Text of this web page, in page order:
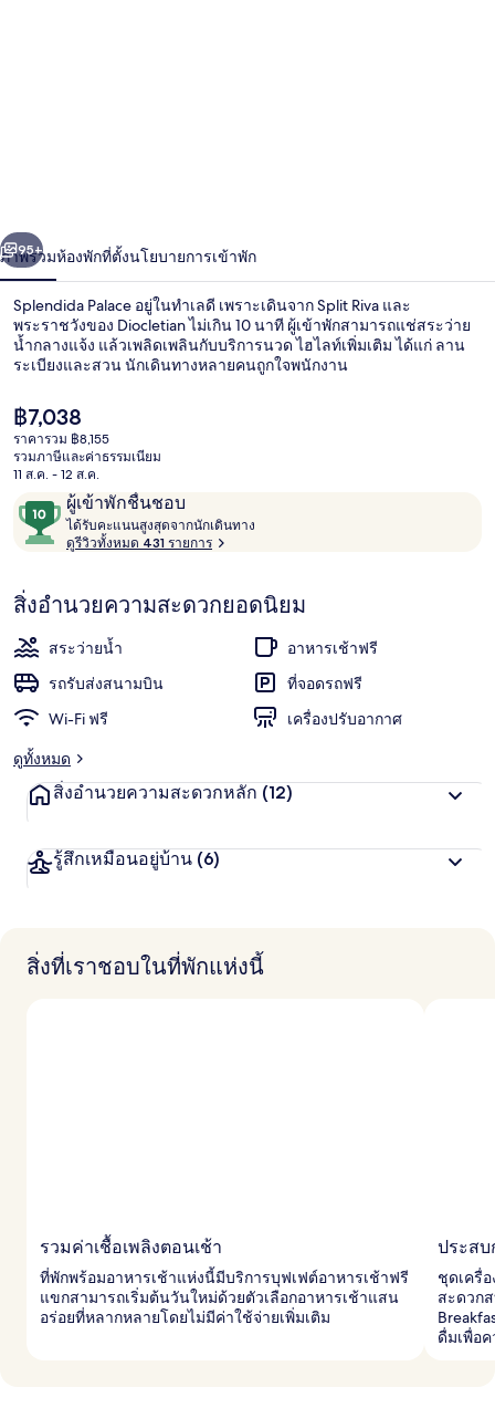
า
ถัดไป
95+
ภาพรวมห้องพักที่ตั้งนโยบายการเข้าพัก
Splendida Palace อยู่ในทำเลดี เพราะเดินจาก Split Riva และ
พระราชวังของ Diocletian ไม่เกิน 10 นาที ผู้เข้าพักสามารถแช่สระว่าย
น้ำกลางแจ้ง แล้วเพลิดเพลินกับบริการนวด ไฮไลท์เพิ่มเติม ได้แก่ ลาน
ระเบียงและสวน นักเดินทางหลายคนถูกใจพนักงาน
ราคา
ปัจจุบัน
฿7,038
฿7,038
ราคารวม ฿8,155
รวมภาษีและค่าธรรมเนียม
11 ส.ค. - 12 ส.ค.
รีวิว ผู้เข้าพักชื่นชอบ
10
จาก
10,
เข้า
ชอบ
ได้รับคะแนนสูงสุดจากนักเดินทาง
ค
แ
น
น
สู
ง
จ
า
า
ง
ดูรีวิวทั้งหมด 431 รายการ
สิ่งอำนวยความสะดวกยอดนิยม
สระว่ายน้ำ
อาหารเช้าฟรี
รถรับส่งสนามบิน
ที่จอดรถฟรี
Wi-Fi ฟรี
เครื่องปรับอากาศ
ดูทั้งหมด
สิ่งอำนวยความสะดวกหลัก (12)
รู้สึกเหมือนอยู่บ้าน (6)
สิ่งที่เราชอบในที่พักแห่งนี้
รวมค่าเชื้อเพลิงตอนเช้า
ที่พักพร้อมอาหารเช้าแห่งนี้มีบริการบุฟเฟต์อาหารเช้าฟรี
แขกสามารถเริ่มต้นวันใหม่ด้วยตัวเลือกอาหารเช้าแสน
อร่อยที่หลากหลายโดยไม่มีค่าใช้จ่ายเพิ่มเติม
ประส
ชุดเครื่
สะดวก
ดื่มเพื่อ